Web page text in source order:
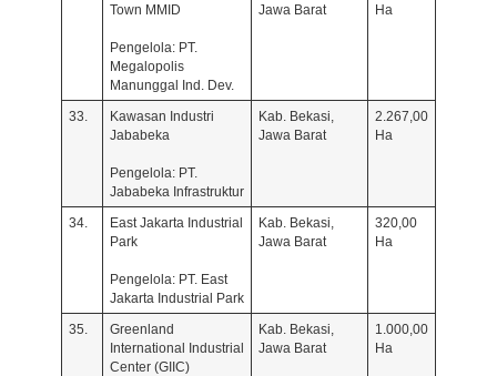
Town MMID
Pengelola: PT.
Megalopolis
Manunggal Ind. Dev.
Jawa Barat
Ha
33.
Kawasan Industri
Jababeka
Pengelola: PT.
Jababeka Infrastruktur
Kab. Bekasi,
Jawa Barat
2.267,00
Ha
34.
East Jakarta Industrial
Park
Pengelola: PT. East
Jakarta Industrial Park
Kab. Bekasi,
Jawa Barat
320,00
Ha
35.
Greenland
International Industrial
Center (GIIC)
Kab. Bekasi,
Jawa Barat
1.000,00
Ha